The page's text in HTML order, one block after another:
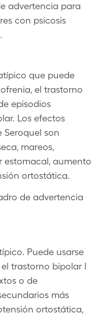
advertencia para
con psicosis
que puede
el trastorno
episodios
Los efectos
Seroquel son
mareos,
estomacal, aumento
ortostática.
de advertencia
Puede usarse
trastorno bipolar I
o de
más
ortostática,